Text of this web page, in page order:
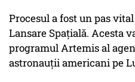
Procesul a fost un pas
Lansare Spațială. Acesta
programul Artemis al
astronauții americani pe